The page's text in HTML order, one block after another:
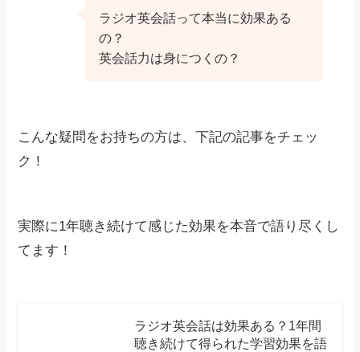
ラジオ英会話って本当に効果ある
の？
英会話力は身につくの？
こんな疑問をお持ちの方は、下記の記事をチェッ
ク！
実際に1年聴き続けて感じた効果を本音で語り尽くし
てます！
ラジオ英会話は効果ある？1年間
聴き続けて得られた学習効果を語